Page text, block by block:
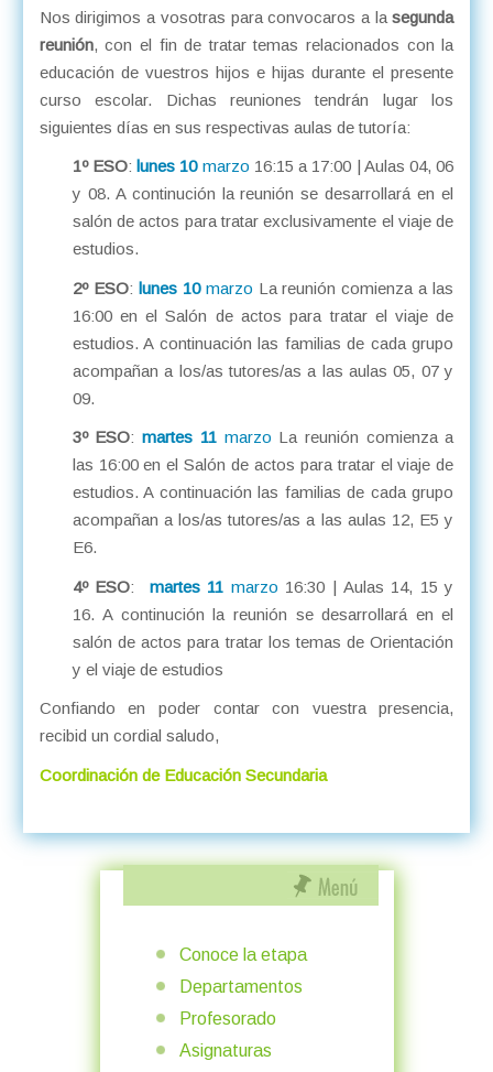
Nos dirigimos a vosotras para convocaros a lasegunda
reunión, con el fin de tratar temas relacionados con la
educación de vuestros hijos e hijas durante el presente
curso escolar. Dichas reuniones tendrán lugar los
siguientes días en sus respectivas aulas de tutoría:
1º ESO:lunes 10marzo 16:15 a 17:00 | Aulas 04, 06
y 08. A continución la reunión se desarrollará en el
salón de actos para tratar exclusivamente el viaje de
estudios.
2º ESO: lunes 10marzo La reunión comienza a las
16:00 en el Salón de actos para tratar el viaje de
estudios. A continuación las familias de cada grupo
acompañan a los/as tutores/as a las aulas 05, 07 y
09.
3º ESO:martes 11marzo La reunión comienza a
las 16:00 en el Salón de actos para tratar el viaje de
estudios. A continuación las familias de cada grupo
acompañan a los/as tutores/as a las aulas 12, E5 y
E6.
4º ESO: martes 11 marzo 16:30 | Aulas 14, 15 y
16. A continución la reunión se desarrollará en el
salón de actos para tratar los temas de Orientación
y el viaje de estudios
Confiando en poder contar con vuestra presencia,
recibid un cordial saludo,
Coordinación de Educación Secundaria
Conoce la etapa
Departamentos
Profesorado
Asignaturas